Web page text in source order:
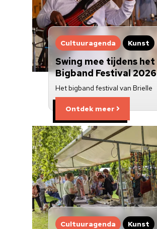
Cultuuragenda Kunst
Swing mee tijdens het
Bigband Festival 2026
Het bigband festival van Brielle
Ontdek meer
Cultuuragenda Kunst